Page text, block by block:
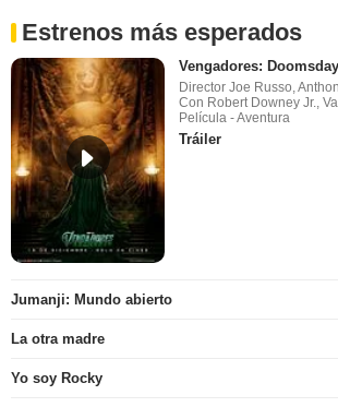
Estrenos más esperados
Vengadores: Doomsday
Director Joe Russo,
Con Robert Downey Jr.,
Película - Aventura
Tráiler
Jumanji: Mundo abierto
La otra madre
Yo soy Rocky